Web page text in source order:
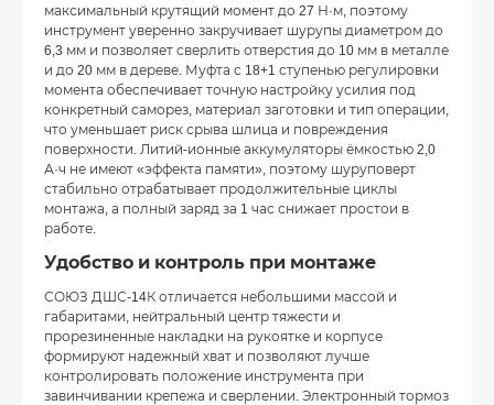
максимальный крутящий момент до 27 Н·м, поэтому
инструмент уверенно закручивает шурупы диаметром до
6,3 мм и позволяет сверлить отверстия до 10 мм в металле
и до 20 мм в дереве. Муфта с 18+1 ступенью регулировки
момента обеспечивает точную настройку усилия под
конкретный саморез, материал заготовки и тип операции,
что уменьшает риск срыва шлица и повреждения
поверхности. Литий-ионные аккумуляторы ёмкостью 2,0
А·ч не имеют «эффекта памяти», поэтому шуруповерт
стабильно отрабатывает продолжительные циклы
монтажа, а полный заряд за 1 час снижает простои в
работе.
Удобство и контроль при монтаже
СОЮЗ ДШС-14К отличается небольшими массой и
габаритами, нейтральный центр тяжести и
прорезиненные накладки на рукоятке и корпусе
формируют надежный хват и позволяют лучше
контролировать положение инструмента при
завинчивании крепежа и сверлении. Электронный тормоз